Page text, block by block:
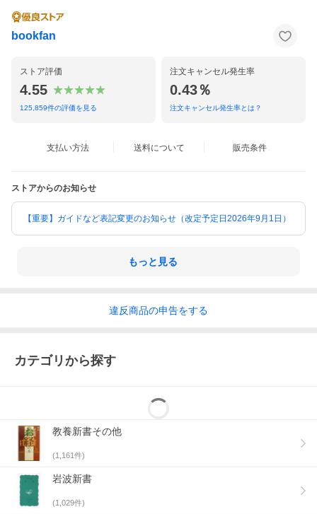
bookfan
ストア評価
4.55
125,859件の評価を見る
注文キャンセル発生率
0.43％
注文キャンセル発生率とは？
支払い方法 送料について 販売条件
ストアからのお知らせ
【重要】ガイドなど表記変更のお知らせ（改定予定日2026年9月1日）
もっと見る
違反商品の申告をする
カテゴリから探す
教養新書その他
(1,161件)
岩波新書
(1,029件)